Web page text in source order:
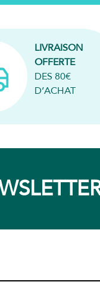
LIVRAISON
OFFERTE
DES 80€
D’ACHAT